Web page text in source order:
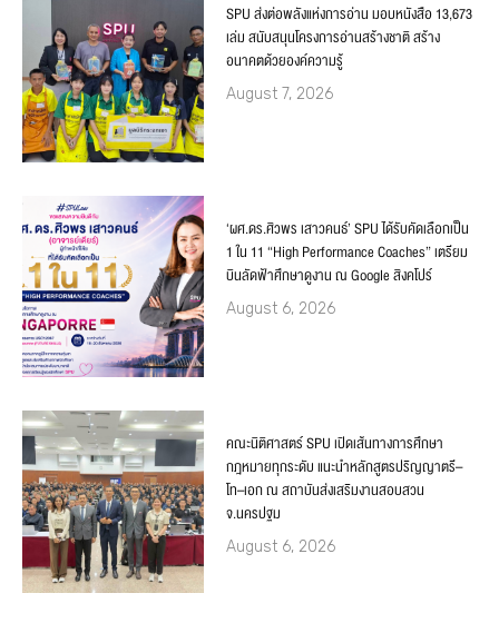
SPU ส่งต่อพลังแห่งการอ่าน มอบหนังสือ 13,673
เล่ม สนับสนุนโครงการอ่านสร้างชาติ สร้าง
อนาคตด้วยองค์ความรู้
August 7, 2026
‘ผศ.ดร.ศิวพร เสาวคนธ์’ SPU ได้รับคัดเลือกเป็น
1 ใน 11 “High Performance Coaches” เตรียม
บินลัดฟ้าศึกษาดูงาน ณ Google สิงคโปร์
August 6, 2026
คณะนิติศาสตร์ SPU เปิดเส้นทางการศึกษา
กฎหมายทุกระดับ แนะนำหลักสูตรปริญญาตรี–
โท–เอก ณ สถาบันส่งเสริมงานสอบสวน
จ.นครปฐม
August 6, 2026